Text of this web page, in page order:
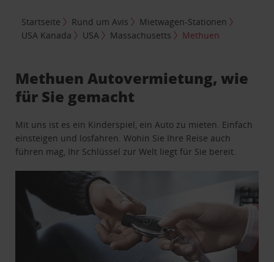
Startseite Rund um Avis
Mietwagen-Stationen
USA Kanada
USA Massachusetts Methuen
Methuen Autovermietung, wie
für Sie gemacht
Mit uns ist es ein Kinderspiel, ein Auto zu mieten. Einfach
einsteigen und losfahren. Wohin Sie Ihre Reise auch
führen mag, Ihr Schlüssel zur Welt liegt für Sie bereit.